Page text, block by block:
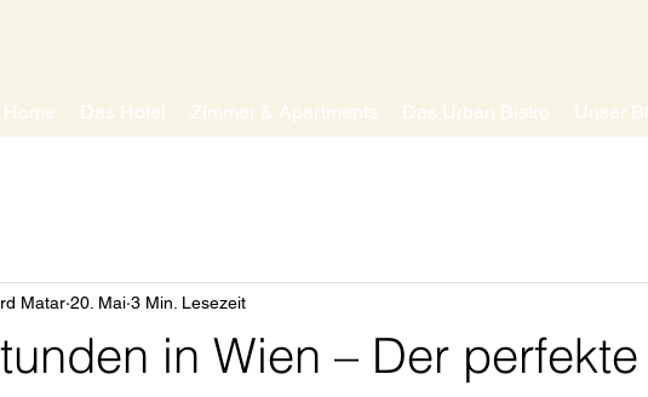
Home
Das Hotel Zimmer & Apartments Das Urban Bistro Unser
in Wien – Der perfekte
Matar 20. Mai 3 Min. Lesezeit